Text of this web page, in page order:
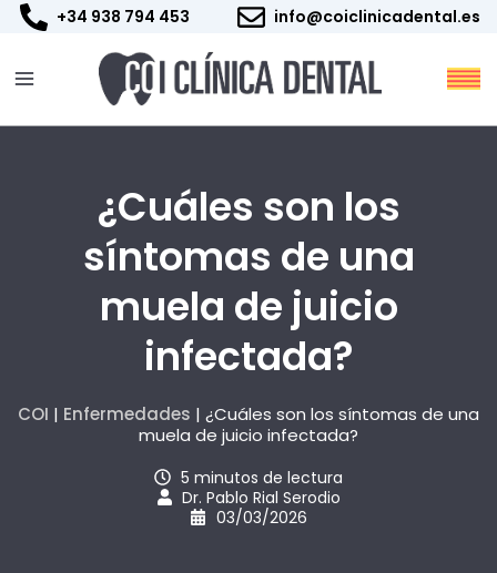
+34 938 794 453 info@coiclinicadental.es
¿Cuáles son los
síntomas de una
muela de juicio
infectada?
COI | Enfermedades | ¿Cuáles son los síntomas de una
muela de juicio infectada?
5 minutos de lectura
Dr. Pablo Rial Serodio
03/03/2026